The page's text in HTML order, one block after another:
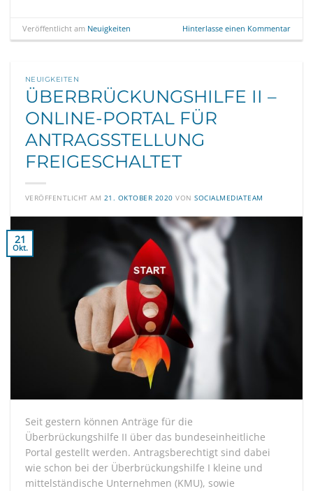
Veröffentlicht am Neuigkeiten Hinterlasse einen Kommentar
NEUIGKEITEN
ÜBERBRÜCKUNGSHILFE II –
ONLINE-PORTAL FÜR
ANTRAGSSTELLUNG
FREIGESCHALTET
VERÖFFENTLICHT AM 21. OKTOBER 2020 VONSOCIALMEDIATEAM
21
Okt.
Seit gestern können Anträge für die
Überbrückungshilfe II über das bundeseinheitliche
Portal gestellt werden. Antragsberechtigt sind dabei
wie schon bei der Überbrückungshilfe I kleine und
mittelständische Unternehmen (KMU), sowie